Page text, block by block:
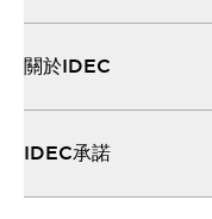
關於IDEC
IDEC承諾